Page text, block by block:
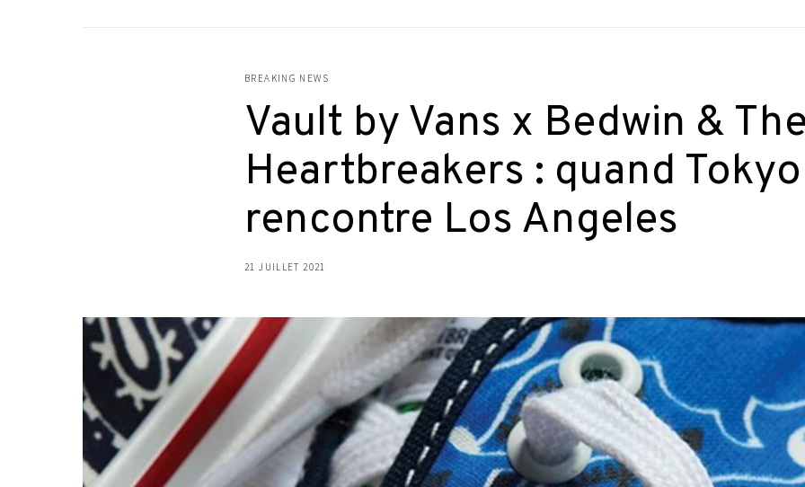
BREAKING NEWS
Vault by Vans x Bedwin &
Heartbreakers : quand Tokyo
rencontre Los Angeles
21 JUILLET 2021